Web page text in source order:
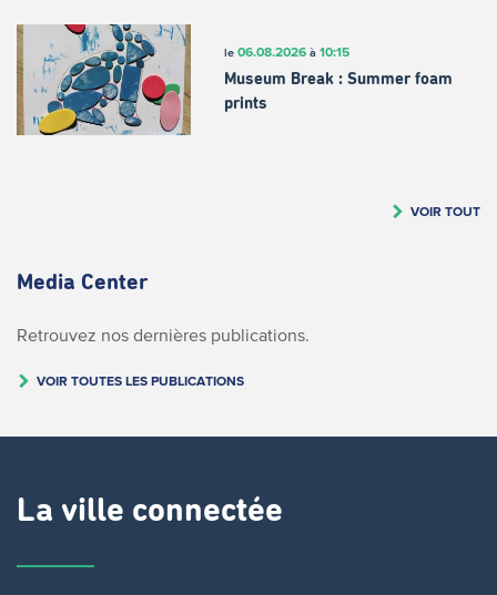
le 06.08.2026à 10:15
Museum Break : Summer foam
prints
VOIR TOUT
Media Center
Retrouvez nos dernières publications.
VOIR TOUTES LES PUBLICATIONS
La ville connectée